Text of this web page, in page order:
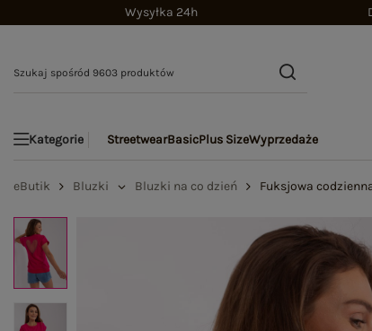
Wysyłka 24h
Kategorie StreetwearBasicPlus SizeWyprzedaże
eButik Bluzki Bluzki na co dzień Fuksjowa